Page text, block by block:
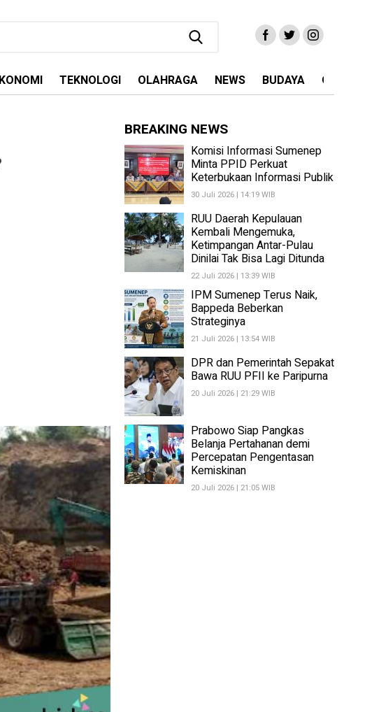
TEKNOLOGI OLAHRAGA NEWS BUDAYA OPINI
BREAKING NEWS
Komisi Informasi Sumenep
Minta PPID Perkuat
Keterbukaan Informasi Publik
30 Juli 2026 | 14:19 WIB
RUU Daerah Kepulauan
Kembali Mengemuka,
Ketimpangan Antar-Pulau
Dinilai Tak Bisa Lagi Ditunda
22 Juli 2026 | 13:39 WIB
IPM Sumenep Terus Naik,
Bappeda Beberkan
Strateginya
21 Juli 2026 | 13:54 WIB
DPR dan Pemerintah Sepakat
Bawa RUU PFII ke Paripurna
20 Juli 2026 | 21:29 WIB
Prabowo Siap Pangkas
Belanja Pertahanan demi
Percepatan Pengentasan
Kemiskinan
20 Juli 2026 | 21:05 WIB